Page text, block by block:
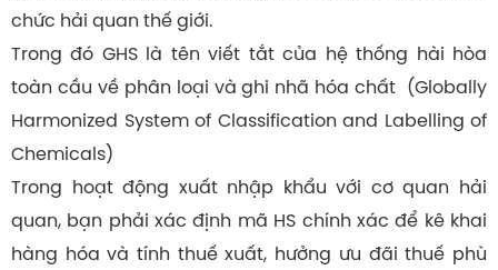
chức hải quan thế giới.
Trong đó GHS là tên viết tắt của hệ thống hài hòa
toàn cầu về phân loại và ghi nhã hóa chất (Globally
Harmonized System of Classification and Labelling of
Chemicals)
Trong hoạt động xuất nhập khẩu với cơ quan hải
quan, bạn phải xác định mã HS chính xác để kê khai
hàng hóa và tính thuế xuất, hưởng ưu đãi thuế phù